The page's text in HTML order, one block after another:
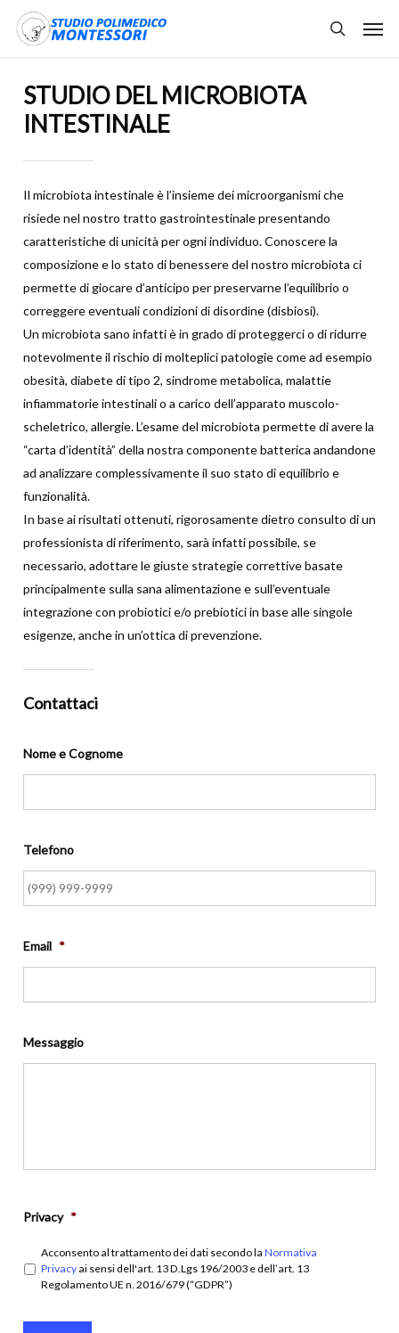
search
STUDIO DEL MICROBIOTA
INTESTINALE
Il microbiota intestinale è l’insieme dei microorganismi che
risiede nel nostro tratto gastrointestinale presentando
caratteristiche di unicità per ogni individuo. Conoscere la
composizione e lo stato di benessere del nostro microbiota ci
permette di giocare d’anticipo per preservarne l’equilibrio o
correggere eventuali condizioni di disordine (disbiosi).
Un microbiota sano infatti è in grado di proteggerci o di ridurre
notevolmente il rischio di molteplici patologie come ad esempio
obesità, diabete di tipo 2, sindrome metabolica, malattie
infiammatorie intestinali o a carico dell’apparato muscolo-
scheletrico, allergie. L’esame del microbiota permette di avere la
“carta d’identità” della nostra componente batterica andandone
ad analizzare complessivamente il suo stato di equilibrio e
funzionalità.
In base ai risultati ottenuti, rigorosamente dietro consulto di un
professionista di riferimento, sarà infatti possibile, se
necessario, adottare le giuste strategie correttive basate
principalmente sulla sana alimentazione e sull’eventuale
integrazione con probiotici e/o prebiotici in base alle singole
esigenze, anche in un’ottica di prevenzione.
Contattaci
Nome e Cognome
Telefono
Email *
Messaggio
Privacy *
Acconsento al trattamento dei dati secondo la Normativa
Privacyai sensi dell'art. 13 D.Lgs 196/2003 e dell’art. 13
Regolamento UE n. 2016/679 (“GDPR”)